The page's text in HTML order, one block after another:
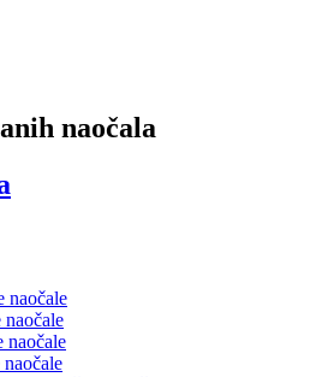
naočala
naočale
naočale
naočale